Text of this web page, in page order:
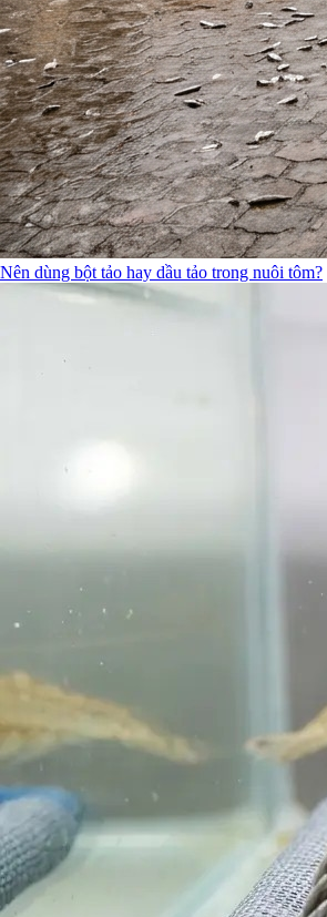
Nên dùng bột tảo hay dầu tảo trong nuôi tôm?